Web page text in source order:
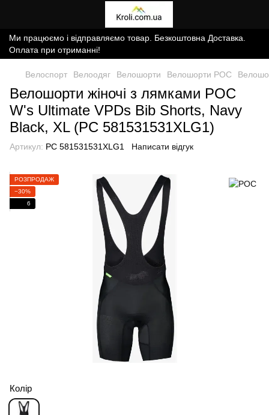
Ми працюємо і відправляємо товар. Безкоштовна Доставка.
Оплата при отриманні!
Велоспорт Велоодяг Велошорти Велошорти POC
Велошорти жіночі з лямками POC
W's Ultimate VPDs Bib Shorts, Navy
Black, XL (PC 581531531XLG1)
Артикул: PC 581531531XLG1 Написати відгук
РОЗПРОДАЖ
−30%
6
Колір